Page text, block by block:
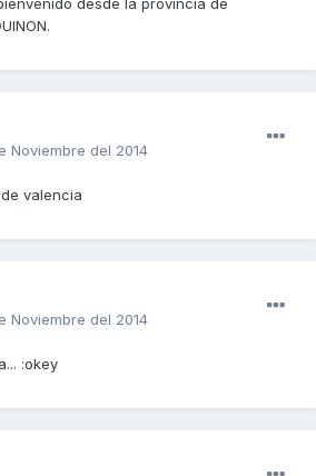
desde la provincia de
Noviembre del 2014
valencia
Noviembre del 2014
:okey